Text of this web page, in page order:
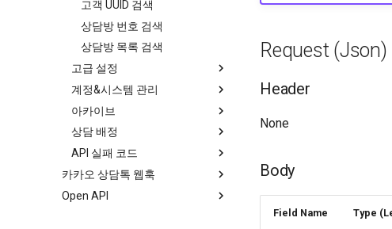
이전 상담사 연결 가능 여부
상담 가능/불가 상담원 인원수
상담 대기 상담방 개수
고객 UUID 검색
상담방 번호 검색
상담방 목록 검색
고급 설정
인증 관리
고객 정보 요청 연동
JWT(토큰) 발급
인증 결과 메시지
계정&시스템 관리
서비스 이용내역 조회
로그인 이용내역 조회
아카이브
상담방
채팅
채팅 전송 파일
상담 배정
배정 가능 상담원 조회
상담원 직접 배정
상담원 자동 배정
API 실패 코드
고객 정보 관리, 상담 내역 조
회, 서비스/로그인 이용내역 조
회
카카오 상담톡 웹훅
기본 정보
Open API
Request (Json)
Header
None
Body
Field Name Type